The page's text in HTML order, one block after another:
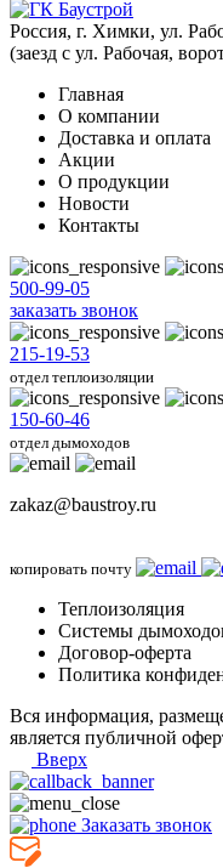
Россия, г. Химки, ул.
(заезд с ул. Рабочая,
Главная
О компании
Доставка и оплата
Акции
О продукции
Новости
Контакты
500-99-05
заказать звонок
215-19-53
отдел теплоизоляции
150-60-46
отдел дымоходов
zakaz@baustroy.ru
копировать почту
Теплоизоляция
Системы
Договор-оферта
Политика
Вся информация,
является публичной
Вверх
Заказать звонок